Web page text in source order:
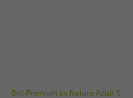
Brit Premium by Nature Adult S